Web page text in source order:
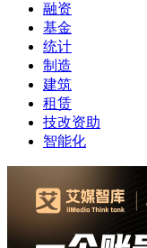
融资
基金
统计
制造
建筑
租赁
技改资助
智能化